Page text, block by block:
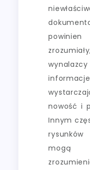
nowość i
Innym
mogą